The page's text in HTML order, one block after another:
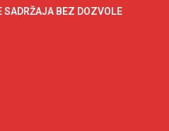
BEZ DOZVOLE